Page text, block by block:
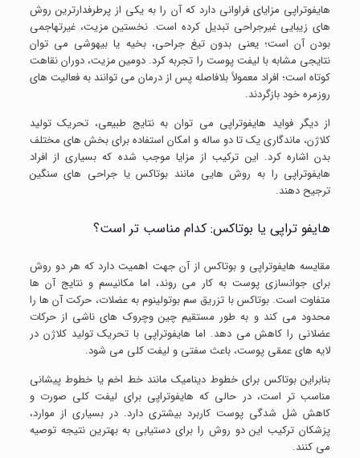
هایفوتراپی مزایای فراوانی دارد که آن را به یکی از پرطرفدارترین روش
های زیبایی غیرجراحی تبدیل کرده است. نخستین مزیت، غیرتهاجمی
بودن آن است؛ یعنی بدون تیغ جراحی، بخیه یا بیهوشی می توان
نتایجی مشابه با لیفت پوست را تجربه کرد. دومین مزیت، دوران نقاهت
کوتاه است؛ افراد معمولاً بلافاصله پس از درمان می توانند به فعالیت های
روزمره خود بازگردند.
از دیگر فواید هایفوتراپی می توان به نتایج طبیعی، تحریک تولید
کلاژن، ماندگاری یک تا دو ساله و امکان استفاده برای بخش های مختلف
بدن اشاره کرد. این ترکیب از مزایا موجب شده که بسیاری از افراد
هایفوتراپی را به روش هایی مانند بوتاکس یا جراحی های سنگین
ترجیح دهند.
هایفو تراپی یا بوتاکس: کدام مناسب تر است؟
مقایسه هایفوتراپی و بوتاکس از آن جهت اهمیت دارد که هر دو روش
برای جوانسازی پوست به کار می روند، اما مکانیسم و نتایج آن ها
متفاوت است. بوتاکس با تزریق سم بوتولینوم به عضلات، حرکت آن ها را
محدود می کند و به طور مستقیم چین وچروک های ناشی از حرکات
عضلانی را کاهش می دهد. اما هایفوتراپی با تحریک تولید کلاژن در
لایه های عمقی پوست، باعث سفتی و لیفت کلی می شود.
بنابراین بوتاکس برای خطوط دینامیک مانند خط اخم یا خطوط پیشانی
مناسب تر است، در حالی که هایفوتراپی برای لیفت کلی صورت و
کاهش شل شدگی پوست کاربرد بیشتری دارد. در بسیاری از موارد،
پزشکان ترکیب این دو روش را برای دستیابی به بهترین نتیجه توصیه
می کنند.